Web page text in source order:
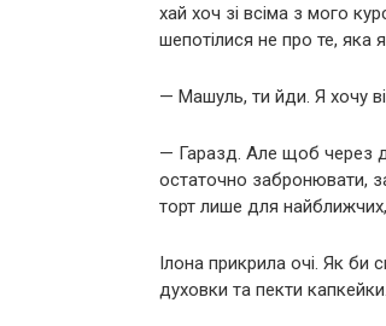
хай хоч зі всіма з мого
шепотілися не про те, яка
— Машуль, ти йди. Я хочу
— Гаразд. Але щоб через
остаточно забронювати,
торт лише для
Ілона прикрила очі. Як би
духовки та пекти капкейки.